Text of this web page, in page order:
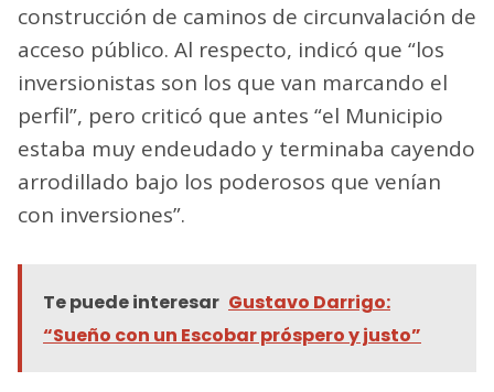
construcción de caminos de circunvalación de
acceso público. Al respecto, indicó que “los
inversionistas son los que van marcando el
perfil”, pero criticó que antes “el Municipio
estaba muy endeudado y terminaba cayendo
arrodillado bajo los poderosos que venían
con inversiones”.
Te puede interesar Gustavo Darrigo:
“Sueño con un Escobar próspero y justo”